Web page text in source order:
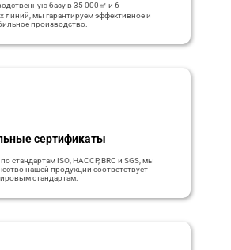
базу в 35 000㎡ и 6
линий, мы гарантируем эффективное и
производство.
сертификаты
стандартам ISO, HACCP, BRC и SGS, мы
нашей продукции соответствует
стандартам.